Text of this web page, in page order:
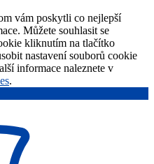
vám poskytli co nejlepší
Můžete souhlasit se
kliknutím na tlačítko
nastavení souborů cookie
informace naleznete v
.